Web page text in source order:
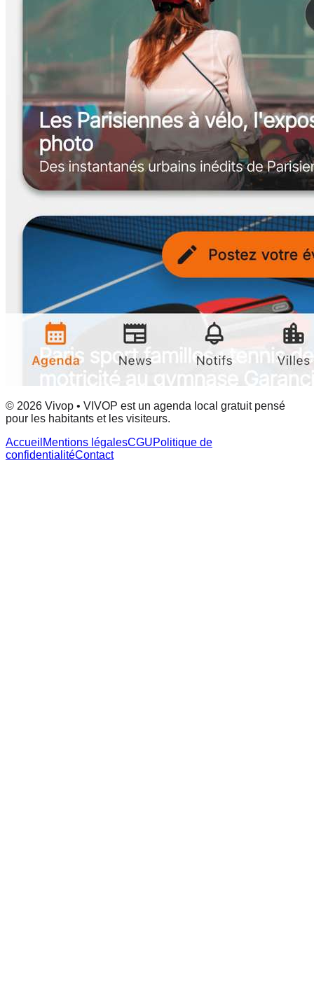
© 2026 Vivop • VIVOP est un agenda local gratuit pensé
pour les habitants et les visiteurs.
Accueil Mentions légalesCGUPolitique de
confidentialitéContact